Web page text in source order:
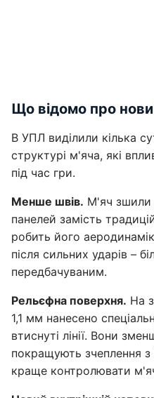
Що відомо про
В УПЛ виділили кілька
структурі м'яча, які
під час гри.
Менше швів. М'яч зшили
панелей замість
робить його
після сильних ударів –
передбачуваним.
Рельєфна поверхня. На
1,1 мм нанесено
втиснуті лінії. Вони
покращують зчеплення
краще контролювати